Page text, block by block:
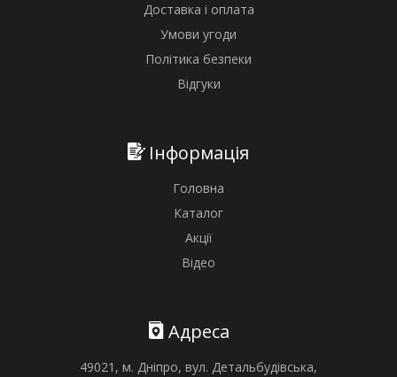
Доставка і оплата
Умови угоди
Політика безпеки
Відгуки
Інформація
Головна
Каталог
Акції
Відео
Адреса
49021, м. Дніпро, вул. Детальбудівська,